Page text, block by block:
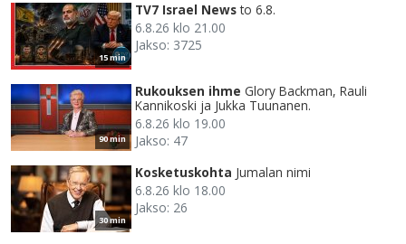
15 min
TV7 Israel News to 6.8.
6.8.26 klo 21.00
Jakso: 3725
90 min
Rukouksen ihme Glory Backman, Rauli
Kannikoski ja Jukka Tuunanen.
6.8.26 klo 19.00
Jakso: 47
30 min
Kosketuskohta Jumalan nimi
6.8.26 klo 18.00
Jakso: 26